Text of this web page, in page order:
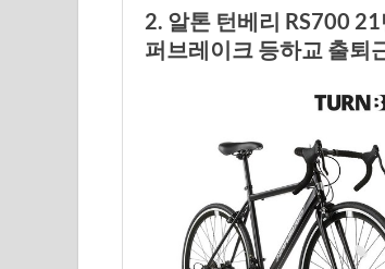
2. 알톤 턴베리 RS700
퍼브레이크 등하교 출퇴